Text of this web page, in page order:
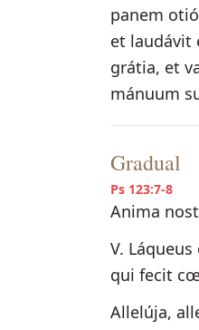
panem
et laudávit
grátia, et
mánuum
Gradual
Ps 123:7-8
Anima
V.
qui fecit
Allelúja,